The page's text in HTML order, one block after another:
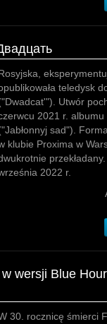
teledysk
Utwór
2021 r.
sad").
klubie Proxima w
2022 r.
wersji Blue
30. rocznicę śmierci